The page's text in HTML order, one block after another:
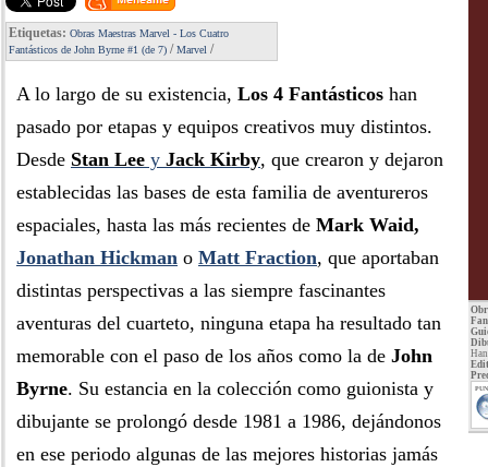
Etiquetas: Obras Maestras Marvel - Los Cuatro
Fantásticos de John Byrne #1 (de 7) /Marvel /
A lo largo de su existencia, Los 4 Fantásticos han
pasado por etapas y equipos creativos muy distintos.
Desde Stan Lee y Jack Kirby, que crearon y dejaron
establecidas las bases de esta familia de aventureros
espaciales, hasta las más recientes de Mark Waid,
Jonathan Hickman o Matt Fraction, que aportaban
distintas perspectivas a las siempre fascinantes
aventuras del cuarteto, ninguna etapa ha resultado tan
memorable con el paso de los años como la de John
Byrne. Su estancia en la colección como guionista y
dibujante se prolongó desde 1981 a 1986, dejándonos
en ese periodo algunas de las mejores historias jamás